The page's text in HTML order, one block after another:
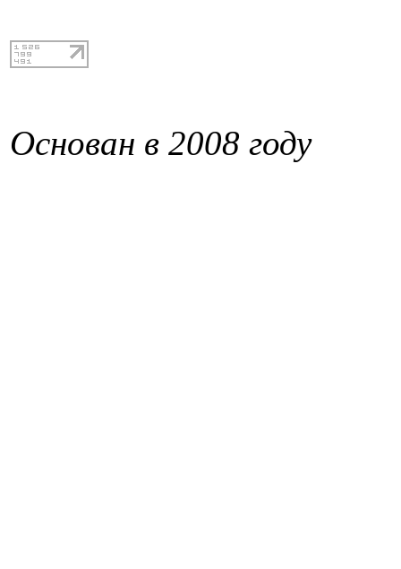
Основан в 2008 году